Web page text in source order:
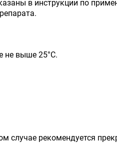
в инструкции по
не выше 25°С.
случае рекомендуется